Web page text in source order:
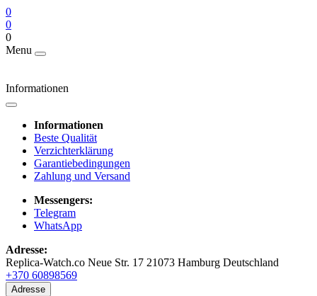
0
0
0
Menu
Informationen
Informationen
Beste Qualität
Verzichterklärung
Garantiebedingungen
Zahlung und Versand
Messengers:
Telegram
WhatsApp
Adresse:
Replica-Watch.co Neue Str. 17 21073 Hamburg Deutschland
+370 60898569
Adresse